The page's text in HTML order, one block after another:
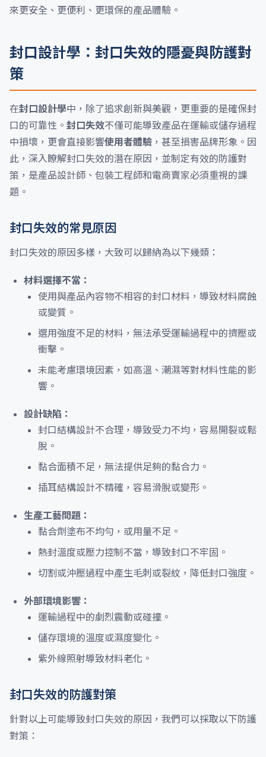
來更安全、更便利、更環保的產品體驗。
封口設計學：封口失效的隱憂與防護對
策
在封口設計學中，除了追求創新與美觀，更重要的是確保封
口的可靠性。 封口失效不僅可能導致產品在運輸或儲存過程
中損壞，更會直接影響使用者體驗 ，甚至損害品牌形象。因
此，深入瞭解封口失效的潛在原因，並制定有效的防護對
策，是產品設計師、包裝工程師和電商賣家必須重視的課
題。
封口失效的常見原因
封口失效的原因多樣，大致可以歸納為以下幾類：
材料選擇不當：
使用與產品內容物不相容的封口材料，導致材料腐蝕
或變質。
選用強度不足的材料，無法承受運輸過程中的擠壓或
衝擊。
未能考慮環境因素，如高溫、潮濕等對材料性能的影
響。
設計缺陷：
封口結構設計不合理，導致受力不均，容易開裂或鬆
脫。
黏合面積不足，無法提供足夠的黏合力。
插耳結構設計不精確，容易滑脫或變形。
生產工藝問題：
黏合劑塗布不均勻，或用量不足。
熱封溫度或壓力控制不當，導致封口不牢固。
切割或沖壓過程中產生毛刺或裂紋，降低封口強度。
外部環境影響：
運輸過程中的劇烈震動或碰撞。
儲存環境的溫度或濕度變化。
紫外線照射導致材料老化。
封口失效的防護對策
針對以上可能導致封口失效的原因，我們可以採取以下防護
對策：